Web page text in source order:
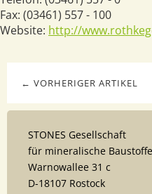
Fax: (03461) 557 - 100
Website: http://
← VORHERIGER ARTIKEL
STONES Gesellschaft
für mineralische
Warnowallee 31 c
D-18107 Rostock